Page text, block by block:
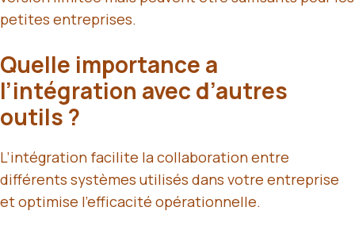
petites entreprises.
Quelle importance a
l’intégration avec d’autres
outils ?
L’intégration facilite la collaboration entre
différents systèmes utilisés dans votre entreprise
et optimise l’efficacité opérationnelle.